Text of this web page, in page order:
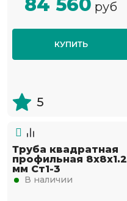
84 560 руб
КУПИТЬ
5
Труба квадратная
профильная 8х8х1.2
мм Ст1-3
В наличии